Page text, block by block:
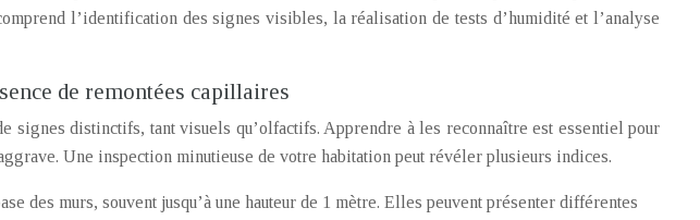
l’identification des signes visibles, la réalisation de tests d’humidité et l’analyse
de remontées capillaires
signes distinctifs, tant visuels qu’olfactifs. Apprendre à les reconnaître est essentiel pour
Une inspection minutieuse de votre habitation peut révéler plusieurs indices.
des murs, souvent jusqu’à une hauteur de 1 mètre. Elles peuvent présenter différentes